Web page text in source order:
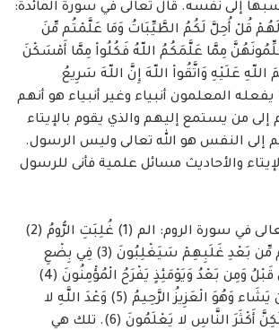
إلى ‏نفسه. قال تعالى في سورة المائدة:
لَهُمْ قُلْ أُحِلَّ لَكُمُ الطَّيِّبَاتُ وَمَا عَلَّمْتُم مِّنَ
مِمَّا عَلَّمَكُمُ اللّهُ فَكُلُواْ مِمَّا أَمْسَكْنَ
عَلَيْهِ وَاتَّقُواْ اللّهَ إِنَّ اللّهَ سَرِيعُ
كلما يفعله المعلمون أنبياء وغير أنبياء هو أنهم
إلى من يستمع إليهم ‏والذي يقوم بالإيتاء
إلى النفس هو الله تعالى وليس الرسول.
والأحاديث مسائل علمية فأنى للرسول
غلبت الروم. قال تعالى في سورة الروم: الم (1) غُلِبَتِ الرُّومُ (2)
فِي أَدْنَى الأَرْضِ وَهُم مِّن بَعْدِ ‏غَلَبِهِمْ سَيَغْلِبُونَ (3) فِي بِضْعِ
سِنِينَ لِلَّهِ الأَمْرُ مِن قَبْلُ وَمِن بَعْدُ وَيَوْمَئِذٍ يَفْرَحُ الْمُؤْمِنُونَ (4)
بِنَصْرِ اللَّهِ يَنصُرُ ‏مَن يَشَاء وَهُوَ الْعَزِيزُ الرَّحِيمُ (5) وَعْدَ اللَّهِ لا
يُخْلِفُ اللَّهُ وَعْدَهُ وَلَكِنَّ أَكْثَرَ النَّاسِ لا يَعْلَمُونَ (6). تلك هي